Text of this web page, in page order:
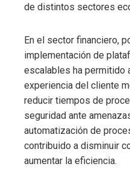
de distintos sectores
En el sector financiero,
implementación de
escalables ha permitido
experiencia del cliente
reducir tiempos de
seguridad ante
automatización de
contribuido a disminuir
aumentar la eficiencia.